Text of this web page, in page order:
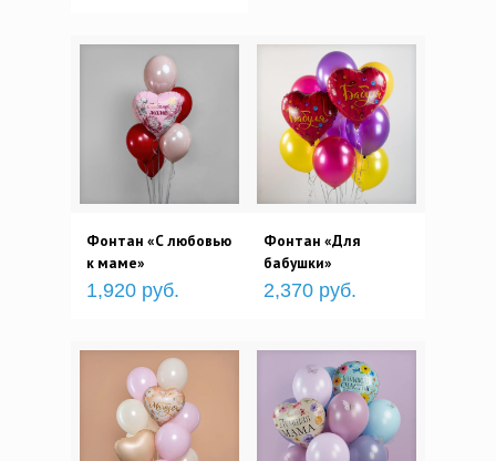
Фонтан «С любовью
к маме»
1,920 руб.
Фонтан «Для
бабушки»
2,370 руб.